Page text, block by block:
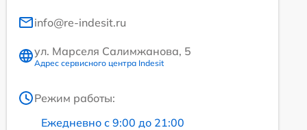
info@re-indesit.ru
ул. Марселя Салимжанова, 5
Адрес сервисного центра Indesit
Режим работы:
Ежедневно с 9:00 до 21:00